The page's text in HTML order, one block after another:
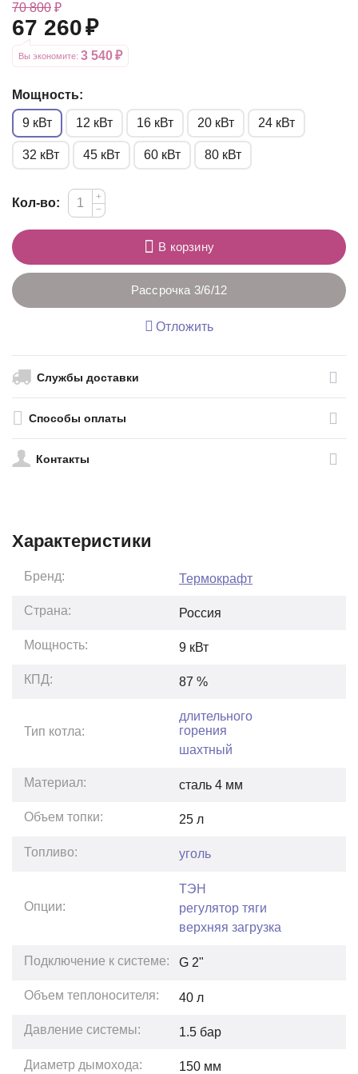
70 800 ₽
67 260₽
Вы экономите: 3 540₽
Мощность:
9 кВт 12 кВт 16 кВт 20 кВт 24 кВт
32 кВт 45 кВт 60 кВт 80 кВт
Кол-во:
+
−
В корзину
Рассрочка 3/6/12
Отложить
Службы доставки
Способы оплаты
Контакты
Характеристики
Бренд: Термокрафт
Страна: Россия
Мощность: 9 кВт
КПД: 87 %
Тип котла:
длительного
горения
шахтный
Материал: сталь 4 мм
Объем топки: 25 л
Топливо: уголь
Опции:
ТЭН
регулятор тяги
верхняя загрузка
Подключение к системе: G 2"
Объем теплоносителя: 40 л
Давление системы: 1.5 бар
Диаметр дымохода: 150 мм